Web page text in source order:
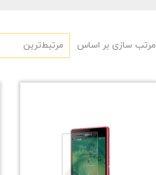
مرتب سازی بر اساس مرتبط‌ترین